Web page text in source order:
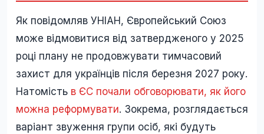
Як повідомляв УНІАН, Європейський Союз
може відмовитися від затвердженого у 2025
році плану не продовжувати тимчасовий
захист для українців після березня 2027 року.
Натомість в ЄС почали обговорювати, як його
можна реформувати. Зокрема, розглядається
варіант звуження групи осіб, які будуть